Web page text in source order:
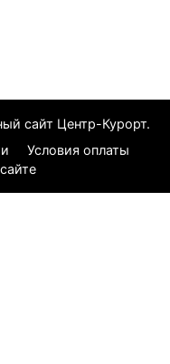
сайт Центр-Курорт.
Условия оплаты